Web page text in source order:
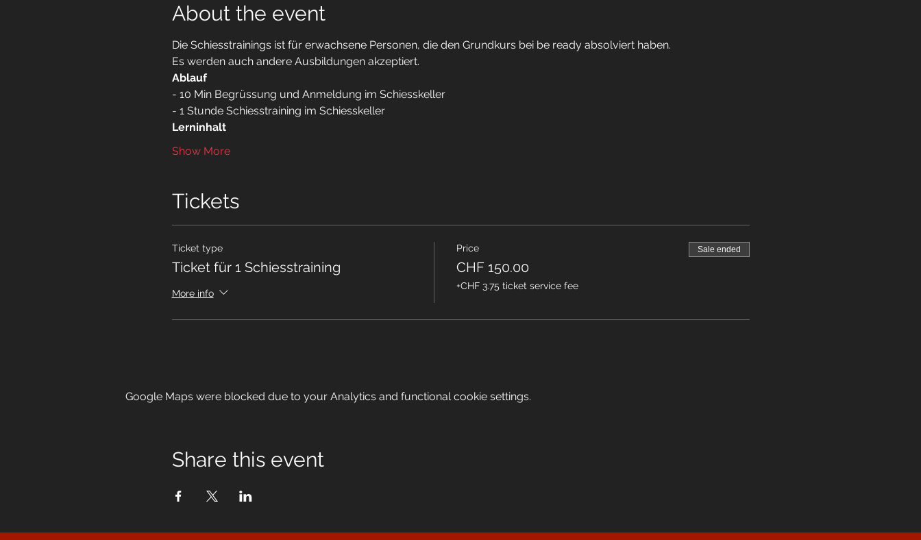
About the event
Die Schiesstrainings ist für erwachsene Personen, die den Grundkurs bei be ready absolviert haben.
Es werden auch andere Ausbildungen akzeptiert.
Ablauf
- 10 Min Begrüssung und Anmeldung im Schiesskeller
- 1 Stunde Schiesstraining im Schiesskeller
Lerninhalt
Show More
Tickets
Ticket type
Ticket für 1 Schiesstraining
More info
Price
CHF 150.00
+CHF 3.75 ticket service fee
Sale ended
Google Maps were blocked due to your Analytics and functional cookie settings.
Share this event